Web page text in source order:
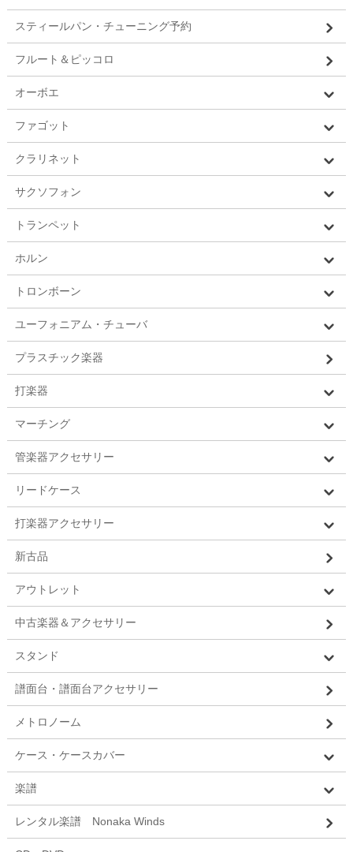
スティールパン・チューニング予約
フルート＆ピッコロ
オーボエ
ファゴット
クラリネット
サクソフォン
トランペット
ホルン
トロンボーン
ユーフォニアム・チューバ
プラスチック楽器
打楽器
マーチング
管楽器アクセサリー
リードケース
打楽器アクセサリー
新古品
アウトレット
中古楽器＆アクセサリー
スタンド
譜面台・譜面台アクセサリー
メトロノーム
ケース・ケースカバー
楽譜
レンタル楽譜 Nonaka Winds